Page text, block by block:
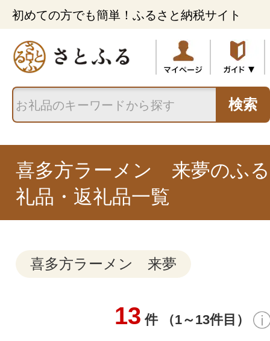
初めての方でも簡単！ふるさと納税サイト
検索
喜多方ラーメン 来夢のふ
礼品・返礼品一覧
喜多方ラーメン 来夢
13 件 （1～13件目）